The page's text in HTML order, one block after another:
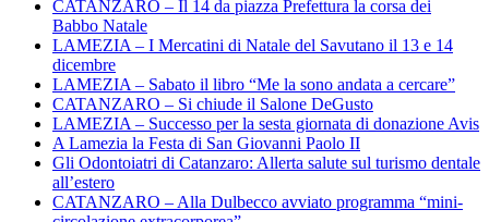
CATANZARO – Il 14 da piazza Prefettura la corsa dei
Babbo Natale
LAMEZIA – I Mercatini di Natale del Savutano il 13 e 14
dicembre
LAMEZIA – Sabato il libro “Me la sono andata a cercare”
CATANZARO – Si chiude il Salone DeGusto
LAMEZIA – Successo per la sesta giornata di donazione Avis
A Lamezia la Festa di San Giovanni Paolo II
Gli Odontoiatri di Catanzaro: Allerta salute sul turismo dentale
all’estero
CATANZARO – Alla Dulbecco avviato programma “mini-